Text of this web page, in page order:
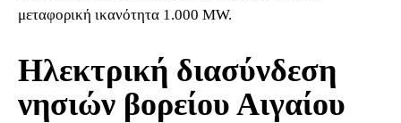
μεταφορική ικανότητα 1.000 MW.
Ηλεκτρική διασύνδεση
νησιών βορείου Αιγαίου